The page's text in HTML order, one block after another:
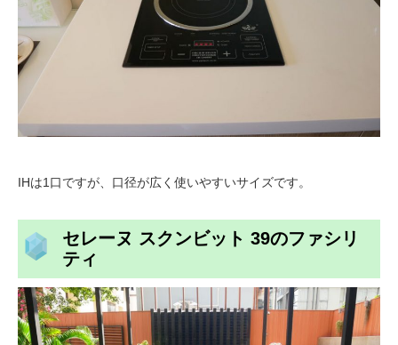
IHは1口ですが、口径が広く使いやすいサイズです。
セレーヌ スクンビット 39のファシリ
ティ